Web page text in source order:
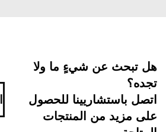
هل تبحث عن شيءٍ ما ولا
تجده؟
اتصل باستشاريينا للحصول
على مزيد من المنتجات